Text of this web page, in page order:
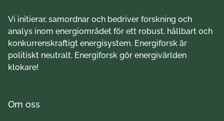
Vi initierar, samordnar och bedriver forskning och
analys inom energiområdet för ett robust, hållbart och
konkurrenskraftigt energisystem. Energiforsk är
politiskt neutralt. Energiforsk gör energivärlden
klokare!
Om oss